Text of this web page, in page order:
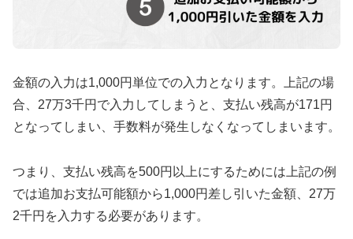
金額の入力は1,000円単位での入力となります。上記の場
合、27万3千円で入力してしまうと、支払い残高が171円
となってしまい、手数料が発生しなくなってしまいます。
つまり、支払い残高を500円以上にするためには上記の例
では追加お支払可能額から1,000円差し引いた金額、27万
2千円を入力する必要があります。